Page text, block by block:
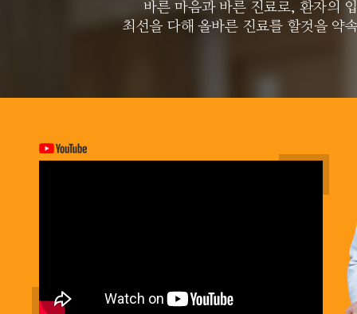
바른 마음과 바른 진료로, 환자의
최선을 다해 올바른 진료를 할것을 약